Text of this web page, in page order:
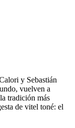
y Sebastián
vuelven a
tradición más
de vitel toné: el